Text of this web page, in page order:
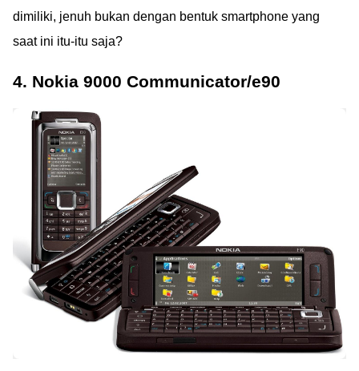
dimiliki, jenuh bukan dengan bentuk smartphone yang
saat ini itu-itu saja?
4. Nokia 9000 Communicator/e90